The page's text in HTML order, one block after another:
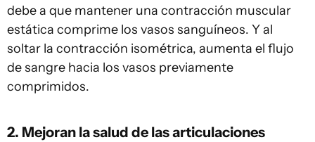
debe a que mantener una contracción muscular
estática comprime los vasos sanguíneos. Y al
soltar la contracción isométrica, aumenta el flujo
de sangre hacia los vasos previamente
comprimidos.
2. Mejoran la salud de las articulaciones